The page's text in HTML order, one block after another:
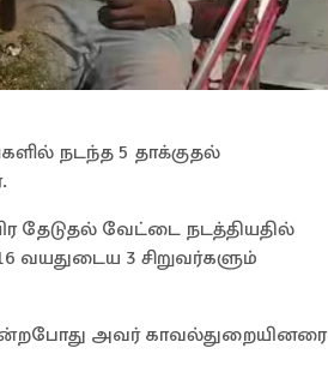
நடந்த 5 தாக்குதல்
தேடுதல் வேட்டை நடத்தியதில்
3 சிறுவர்களும்
அவர் காவல்துறையினரை